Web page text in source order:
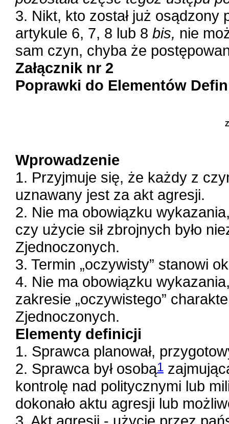
3. Nikt, kto został już
artykule 6, 7, 8 lub 8 bis, nie
sam czyn, chyba że
Załącznik nr 2
Poprawki do Elementów
Wprowadzenie
1. Przyjmuje się, że każdy z
uznawany jest za akt agresji.
2. Nie ma obowiązku
czy użycie sił zbrojnych było
Zjednoczonych.
3. Termin „oczywisty” stanowi
4. Nie ma obowiązku
zakresie „oczywistego”
Zjednoczonych.
Elementy definicji
1. Sprawca planował,
2. Sprawca był osobą1
kontrolę nad politycznymi lub
dokonało aktu agresji lub
3. Akt agresji - użycie przez